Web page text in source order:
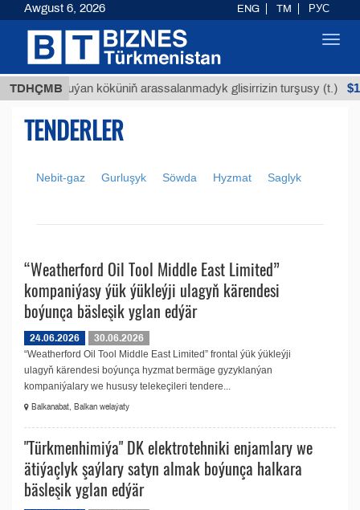
TDHÇMBBuýan köküniň arassalanmadyk glisirrizin turşusy (t.)
TENDERLER
Nebit-gaz Gurluşyk Söwda Hyzmat Saglyk
“Weatherford Oil Tool Middle East Limited”
kompaniýasy ýük ýükleýji ulagyň kärendesi
boýunça bäsleşik yglan edýär
24.06.2026
30.06.2026
“Weatherford Oil Tool Middle East Limited” frontal ýük ýükleýji
ulagyň kärendesi boýunça hyzmat bermäge gyzyklanýan
kompaniýalary we hususy telekeçileri tendere...
Balkanabat, Balkan welaýaty
"Türkmenhimiýa" DK elektrоtehniki enjamlary we
ätiýaçlyk şaýlary satyn almak boýunça halkara
bäsleşik yglan edýär
Awgust 6, 2026 ENG TM РУС